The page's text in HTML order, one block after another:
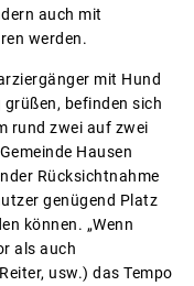
auch mit
werden.
mit Hund
befinden sich
rund zwei auf zwei
Hausen
Rücksichtnahme
genügend Platz
können. „Wenn
als auch
usw.) das Tempo